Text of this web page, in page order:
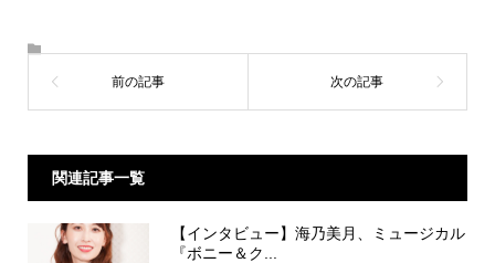
関連記事一覧
【インタビュー】海乃美月、ミュージカル
『ボニー＆ク...